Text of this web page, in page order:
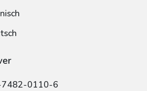
7482-0110-6